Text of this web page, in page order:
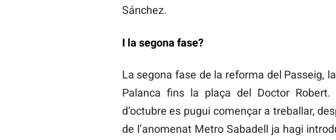
Sánchez.
I la segona fase?
La segona fase de la reforma del Passeig,
Palanca fins la plaça del Doctor
d’octubre es pugui començar a treballar,
de l’anomenat Metro Sabadell ja hagi